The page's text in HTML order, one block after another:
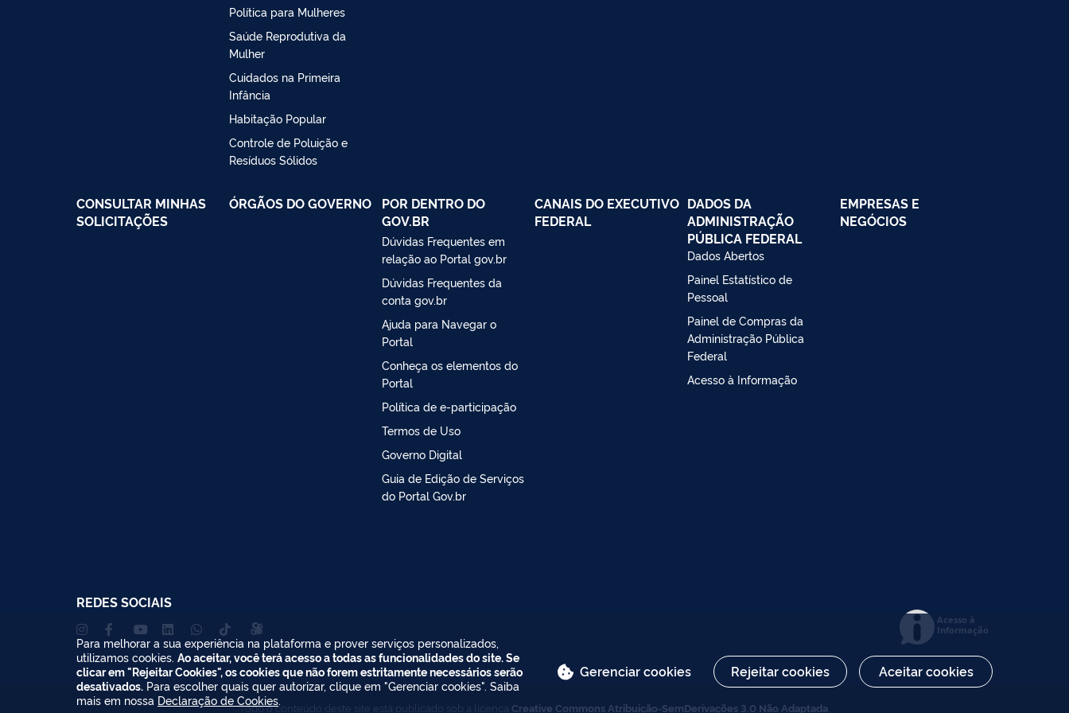
Política para Mulheres
Saúde Reprodutiva da
Mulher
Cuidados na Primeira
Infância
Habitação Popular
Controle de Poluição e
Resíduos Sólidos
CONSULTAR MINHAS
SOLICITAÇÕES
ÓRGÃOS DO GOVERNO
POR DENTRO DO
GOV.BR
Dúvidas Frequentes em
relação ao Portal gov.br
Dúvidas Frequentes da
conta gov.br
Ajuda para Navegar o
Portal
Conheça os elementos do
Portal
Política de e-participação
Termos de Uso
Governo Digital
Guia de Edição de Serviços
do Portal Gov.br
CANAIS DO EXECUTIVO
FEDERAL
DADOS DA
ADMINISTRAÇÃO
PÚBLICA FEDERAL
Dados Abertos
Painel Estatístico de
Pessoal
Painel de Compras da
Administração Pública
Federal
Acesso à Informação
EMPRESAS E
NEGÓCIOS
REDES SOCIAIS
Acesso à
Informação
Todo o conteúdo deste site está publicado sob a licença Creative Commons Atribuição-SemDerivações 3.0 Não Adaptada
Para melhorar a sua experiência na plataforma e prover serviços personalizados,
utilizamos cookies. Ao aceitar, você terá acesso a todas as funcionalidades do site. Se
clicar em "Rejeitar Cookies", os cookies que não forem estritamente necessários serão
desativados. Para escolher quais quer autorizar, clique em "Gerenciar cookies". Saiba
mais em nossa Declaração de Cookies.
Gerenciar cookies Rejeitar cookies Aceitar cookies